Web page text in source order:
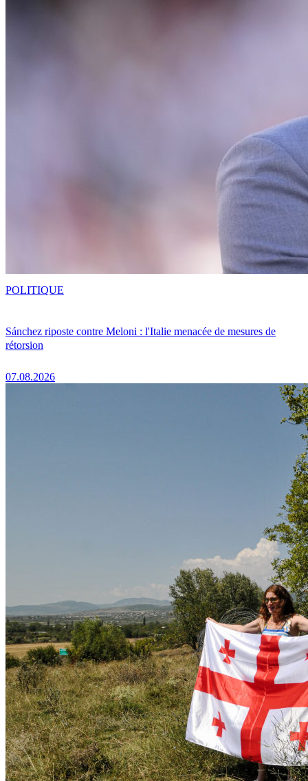
Sánchez riposte contre Meloni : l'Italie menacée de mesures de
rétorsion
07.08.2026
POLITIQUE